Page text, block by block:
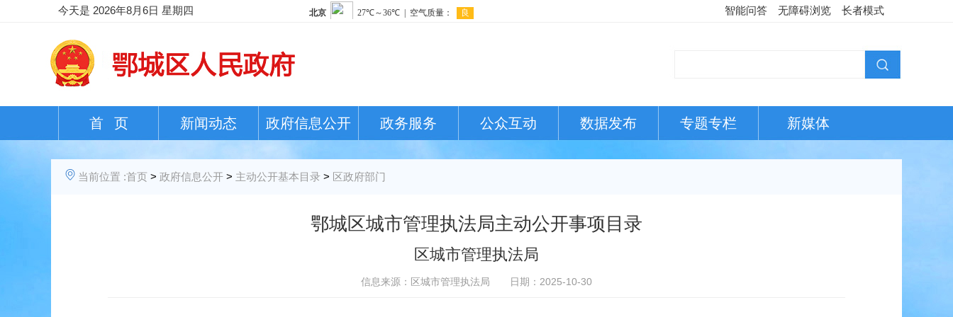
今天是 2026年8月6日 星期四 智能问答 无障碍浏览 长者模式
首 页 新闻动态 政府信息公开 政务服务 公众互动 数据发布 专题专栏 新媒体
当前位置 :首页 > 政府信息公开 > 主动公开基本目录 > 区政府部门
鄂城区城市管理执法局主动公开事项目录
区城市管理执法局
信息来源：区城市管理执法局 日期：2025-10-30